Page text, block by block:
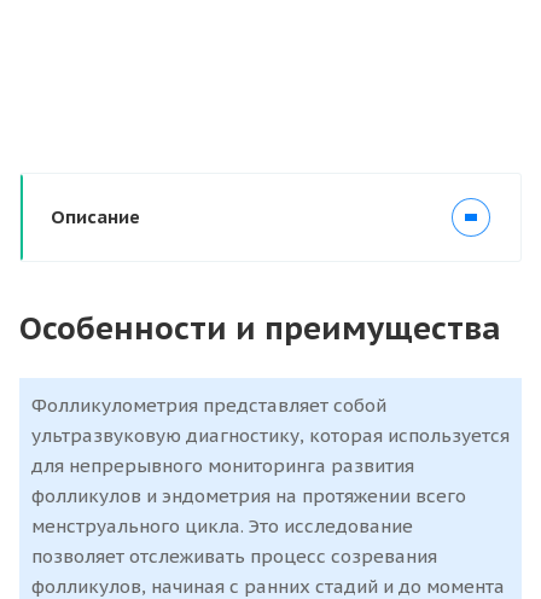
Описание
Особенности и преимущества
Фолликулометрия представляет собой
ультразвуковую диагностику, которая используется
для непрерывного мониторинга развития
фолликулов и эндометрия на протяжении всего
менструального цикла. Это исследование
позволяет отслеживать процесс созревания
фолликулов, начиная с ранних стадий и до момента